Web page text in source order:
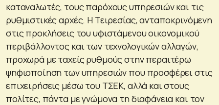
καταναλωτές, τους παρόχους υπηρεσιών και τις
ρυθμιστικές αρχές. H Τειρεσίας, ανταποκρινόμενη
στις προκλήσεις του υφιστάμενου οικονομικού
περιβάλλοντος και των τεχνολογικών αλλαγών,
προχωρά με ταχείς ρυθμούς στην περαιτέρω
ψηφιοποίηση των υπηρεσιών που προσφέρει στις
επιχειρήσεις μέσω του ΤΣΕΚ, αλλά και στους
πολίτες, πάντα με γνώμονα τη διαφάνεια και τον